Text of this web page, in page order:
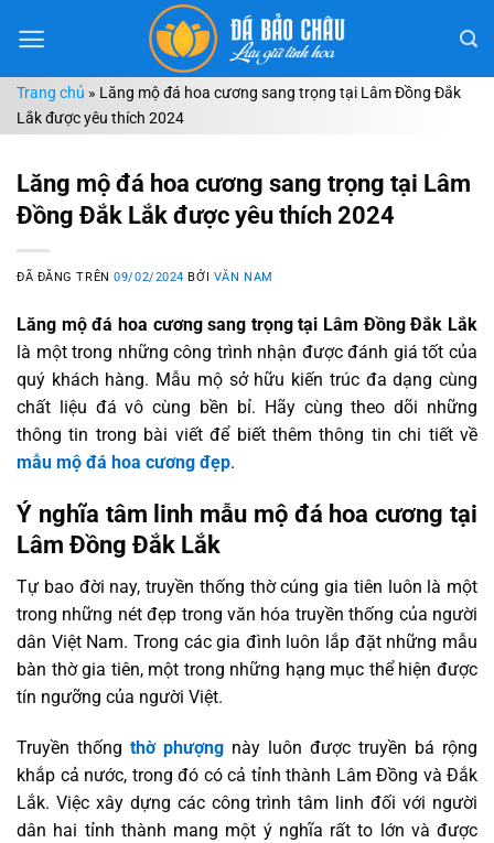
đến
dungTrang chủ » Lăng mộ đá hoa cương sang trọng tại Lâm Đồng Đắk
Lắk được yêu thích 2024
Lăng mộ đá hoa cương sang trọng tại Lâm
Đồng Đắk Lắk được yêu thích 2024
ĐÃ ĐĂNG TRÊN09/02/2024 BỞI VĂN NAM
Lăng mộ đá hoa cương sang trọng tại Lâm Đồng Đắk Lắk
là một trong những công trình nhận được đánh giá tốt của
quý khách hàng. Mẫu mộ sở hữu kiến trúc đa dạng cùng
chất liệu đá vô cùng bền bỉ. Hãy cùng theo dõi những
thông tin trong bài viết để biết thêm thông tin chi tiết về
mẫu mộ đá hoa cương đẹp.
Ý nghĩa tâm linh mẫu mộ đá hoa cương tại
Lâm Đồng Đắk Lắk
Tự bao đời nay, truyền thống thờ cúng gia tiên luôn là một
trong những nét đẹp trong văn hóa truyền thống của người
dân Việt Nam. Trong các gia đình luôn lắp đặt những mẫu
bàn thờ gia tiên, một trong những hạng mục thể hiện được
tín ngưỡng của người Việt.
Truyền thống thờ phượng này luôn được truyền bá rộng
khắp cả nước, trong đó có cả tỉnh thành Lâm Đồng và Đắk
Lắk. Việc xây dựng các công trình tâm linh đối với người
dân hai tỉnh thành mang một ý nghĩa rất to lớn và được